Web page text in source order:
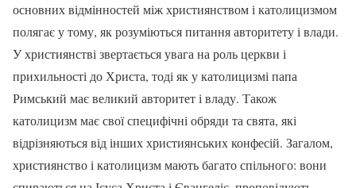
основних відмінностей між християнством і католицизмом
полягає у тому, як розуміються питання авторитету і влади.
У християнстві звертається увага на роль церкви і
прихильності до Христа, тоді як у католицизмі папа
Римський має великий авторитет і владу. Також
католицизм має свої специфічні обряди та свята, які
відрізняються від інших християнських конфесій. Загалом,
християнство і католицизм мають багато спільного: вони